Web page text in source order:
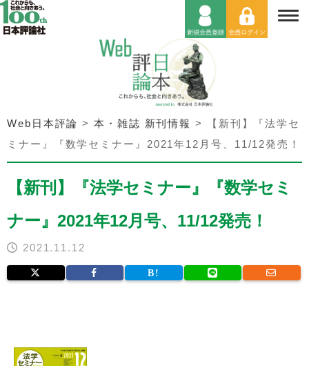
Web日本評論 >本・雑誌 新刊情報 >
【新刊】『法学セ
ミナー』『数学セミナー』2021年12月号、11/12発売！
【新刊】『法学セミナー』『数学セミ
ナー』2021年12月号、11/12発売！
2021.11.12